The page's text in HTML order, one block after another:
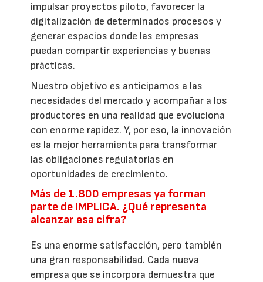
impulsar proyectos piloto, favorecer la
digitalización de determinados procesos y
generar espacios donde las empresas
puedan compartir experiencias y buenas
prácticas.
Nuestro objetivo es anticiparnos a las
necesidades del mercado y acompañar a los
productores en una realidad que evoluciona
con enorme rapidez. Y, por eso, la innovación
es la mejor herramienta para transformar
las obligaciones regulatorias en
oportunidades de crecimiento.
Más de 1.800 empresas ya forman
parte de IMPLICA. ¿Qué representa
alcanzar esa cifra?
Es una enorme satisfacción, pero también
una gran responsabilidad. Cada nueva
empresa que se incorpora demuestra que